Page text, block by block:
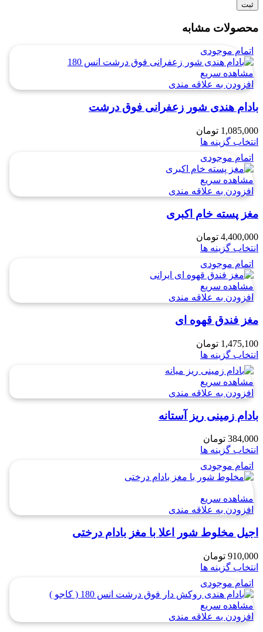
محصولات مشابه
اتمام موجودی
مشاهده سریع
افزودن به علاقه مندی
بادام هندی شور زعفرانی فوق درشت
1,085,000 تومان
انتخاب گزینه ها
اتمام موجودی
مشاهده سریع
افزودن به علاقه مندی
مغز پسته خام اکبری
4,400,000 تومان
انتخاب گزینه ها
اتمام موجودی
مشاهده سریع
افزودن به علاقه مندی
مغز فندق قهوه ای
1,475,100 تومان
انتخاب گزینه ها
مشاهده سریع
افزودن به علاقه مندی
بادام زمینی ریز آستانه
384,000 تومان
انتخاب گزینه ها
اتمام موجودی
مشاهده سریع
افزودن به علاقه مندی
اجیل مخلوط شور اعلا با مغز بادام درختی
910,000 تومان
انتخاب گزینه ها
اتمام موجودی
مشاهده سریع
افزودن به علاقه مندی